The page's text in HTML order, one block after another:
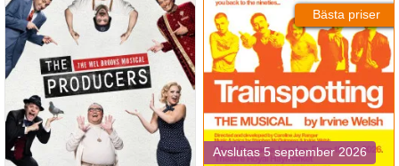
Bästa priser
Avslutas 5 september 2026